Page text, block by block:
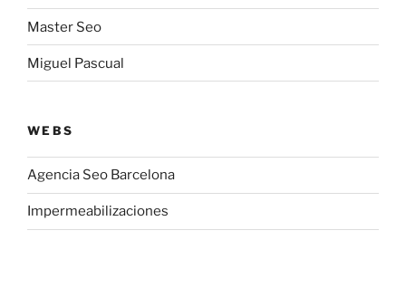
Master Seo
Miguel Pascual
WEBS
Agencia Seo Barcelona
Impermeabilizaciones